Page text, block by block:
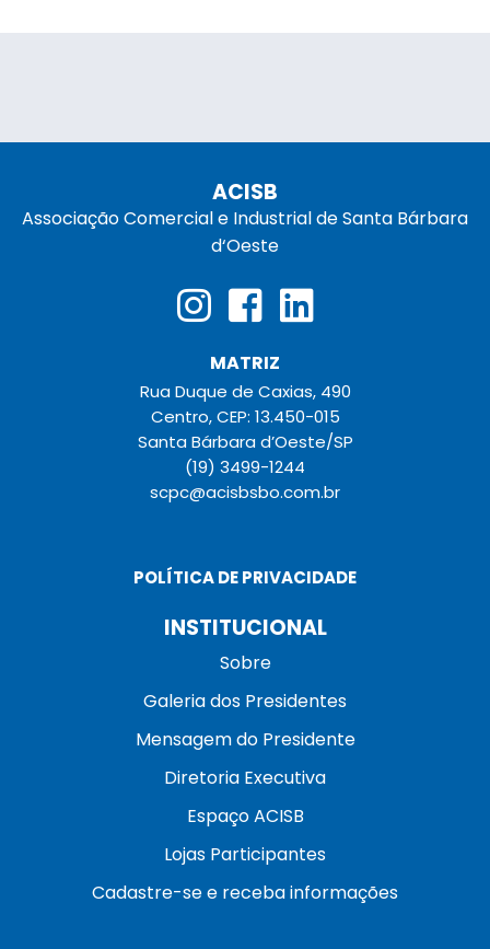
ACISB
Associação Comercial e Industrial de Santa Bárbara
d‘Oeste
MATRIZ
Rua Duque de Caxias, 490
Centro, CEP: 13.450-015
Santa Bárbara d’Oeste/SP
(19) 3499-1244
scpc@acisbsbo.com.br
POLÍTICA DE PRIVACIDADE
INSTITUCIONAL
Sobre
Galeria dos Presidentes
Mensagem do Presidente
Diretoria Executiva
Espaço ACISB
Lojas Participantes
Cadastre-se e receba informações